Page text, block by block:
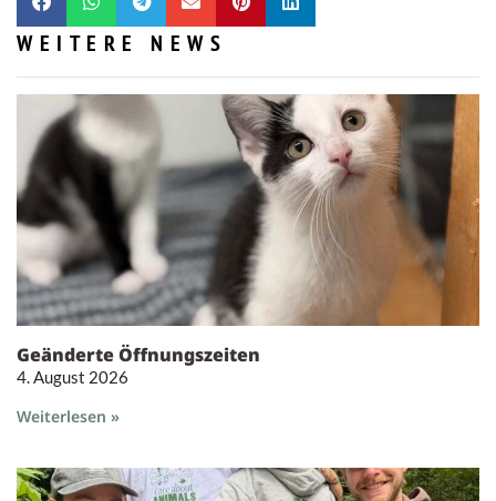
WEITERE NEWS
Geänderte Öffnungszeiten
4. August 2026
Weiterlesen »